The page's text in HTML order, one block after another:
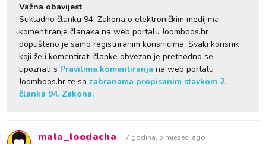
Važna obavijest
Sukladno članku 94. Zakona o elektroničkim medijima,
komentiranje članaka na web portalu Joomboos.hr
dopušteno je samo registriranim korisnicima. Svaki korisnik
koji želi komentirati članke obvezan je prethodno se
upoznati s Pravilima komentiranja na web portalu
Joomboos.hr te sa zabranama propisanim stavkom 2.
članka 94. Zakona.
mala_loodacha 7 godina, 5 mjeseci ago